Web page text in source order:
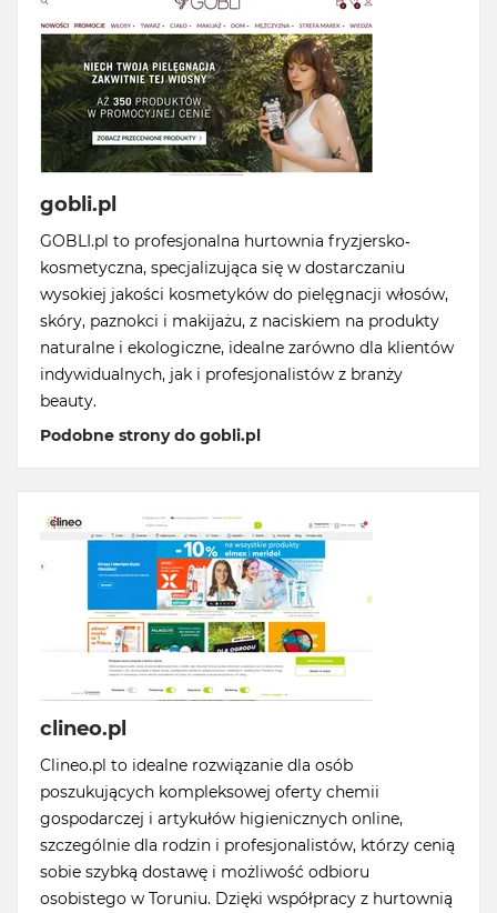
gobli.pl
GOBLI.pl to profesjonalna hurtownia fryzjersko-
kosmetyczna, specjalizująca się w dostarczaniu
wysokiej jakości kosmetyków do pielęgnacji włosów,
skóry, paznokci i makijażu, z naciskiem na produkty
naturalne i ekologiczne, idealne zarówno dla klientów
indywidualnych, jak i profesjonalistów z branży
beauty.
Podobne strony do gobli.pl
clineo.pl
Clineo.pl to idealne rozwiązanie dla osób
poszukujących kompleksowej oferty chemii
gospodarczej i artykułów higienicznych online,
szczególnie dla rodzin i profesjonalistów, którzy cenią
sobie szybką dostawę i możliwość odbioru
osobistego w Toruniu. Dzięki współpracy z hurtownią